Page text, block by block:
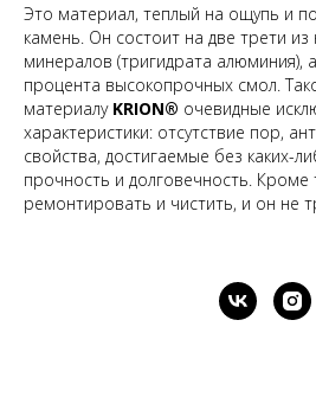
Это материал, теплый на ощупь и
камень. Он состоит на две трети из
минералов (тригидрата алюминия),
процента высокопрочных смол.
материалу KRION® очевидные
характеристики: отсутствие пор,
свойства, достигаемые без каких-
прочность и долговечность. Кроме
ремонтировать и чистить, и он не